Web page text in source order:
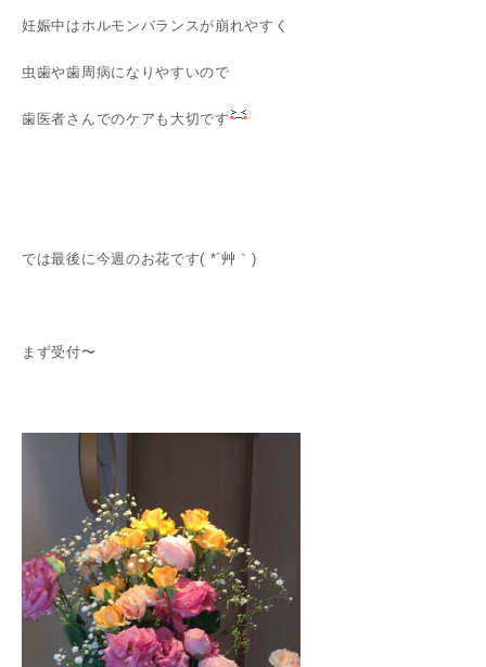
妊娠中はホルモンバランスが崩れやすく
虫歯や歯周病になりやすいので
歯医者さんでのケアも大切です
では最後に今週のお花です( *´艸｀)
まず受付〜